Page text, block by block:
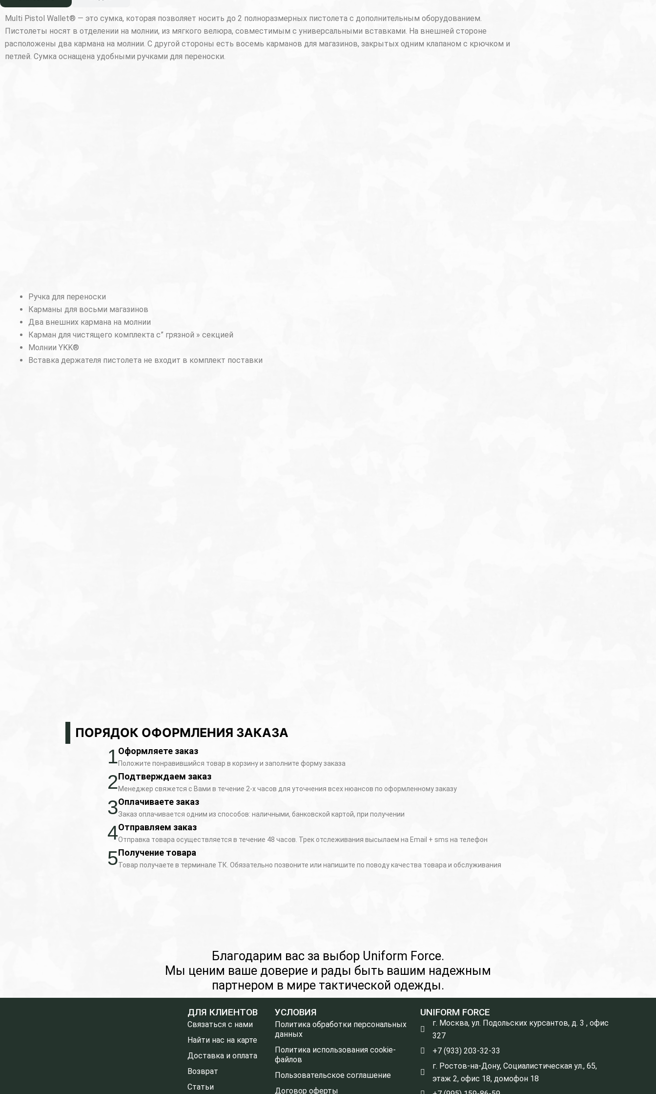
l
l
Multi Pistol Wallet® — это сумка, которая позволяет носить до 2 полноразмерных пистолета с дополнительным оборудованием.
Пистолеты носят в отделении на молнии, из мягкого велюра, совместимым с универсальными вставками. На внешней стороне
расположены два кармана на молнии. С другой стороны есть восемь карманов для магазинов, закрытых одним клапаном с крючком и
петлей. Сумка оснащена удобными ручками для переноски.
Ручка для переноски
Карманы для восьми магазинов
Два внешних кармана на молнии
Карман для чистящего комплекта с” грязной » секцией
Молнии YKK®
Вставка держателя пистолета не входит в комплект поставки
ПОРЯДОК ОФОРМЛЕНИЯ ЗАКАЗА
1Оформляете заказ
Положите понравившийся товар в корзину и заполните форму заказа
2Подтверждаем заказ
Менеджер свяжется с Вами в течение 2-х часов для уточнения всех нюансов по оформленному заказу
3Оплачиваете заказ
Заказ оплачивается одним из способов: наличными, банковской картой, при получении
4Отправляем заказ
Отправка товара осуществляется в течение 48 часов. Трек отслеживания высылаем на Email + sms на телефон
5Получение товара
Товар получаете в терминале ТК. Обязательно позвоните или напишите по поводу качества товара и обслуживания
Благодарим вас за выбор Uniform Force.
Мы ценим ваше доверие и рады быть вашим надежным
партнером в мире тактической одежды.
ДЛЯ КЛИЕНТОВ
Связаться с нами
Найти нас на карте
Доставка и оплата
Возврат
Статьи
УСЛОВИЯ
Политика обработки персональных
данных
Политика использования cookie-
файлов
Пользовательское соглашение
Договор оферты
UNIFORM FORCE
г. Москва, ул. Подольских курсантов, д. 3 , офис
327
+7 (933) 203-32-33
г. Ростов-на-Дону, Социалистическая ул., 65,
этаж 2, офис 18, домофон 18